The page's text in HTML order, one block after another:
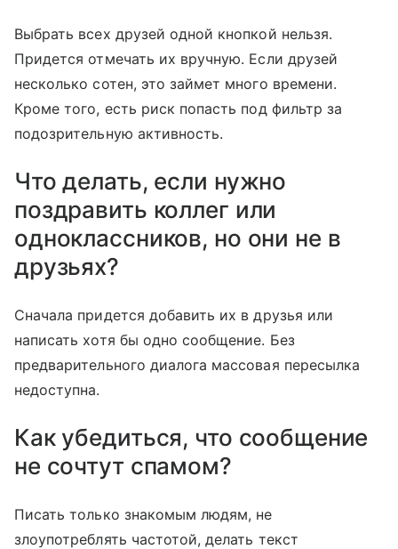
Выбрать всех друзей одной кнопкой нельзя.
Придется отмечать их вручную. Если друзей
несколько сотен, это займет много времени.
Кроме того, есть риск попасть под фильтр за
подозрительную активность.
Что делать, если нужно
поздравить коллег или
одноклассников, но они не в
друзьях?
Сначала придется добавить их в друзья или
написать хотя бы одно сообщение. Без
предварительного диалога массовая пересылка
недоступна.
Как убедиться, что сообщение
не сочтут спамом?
Писать только знакомым людям, не
злоупотреблять частотой, делать текст